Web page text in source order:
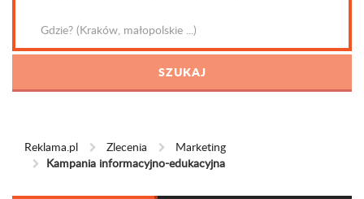
Reklama.pl Zlecenia
Marketing
Kampania informacyjno-edukacyjna